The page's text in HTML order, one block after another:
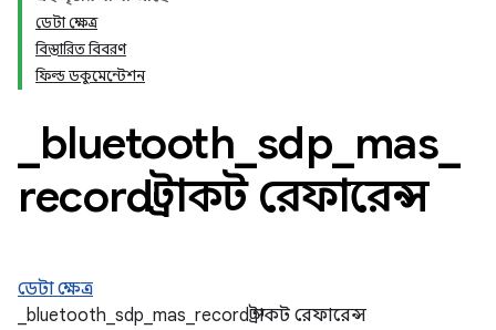
ডেটা ক্ষেত্র
বিস্তারিত বিবরণ
ফিল্ড ডকুমেন্টেশন
bluetooth sdp mas
record স্ট্রাকট রেফারেন্স
ডেটা ক্ষেত্র
_bluetooth_sdp_mas_record স্ট্রাকট রেফারেন্স